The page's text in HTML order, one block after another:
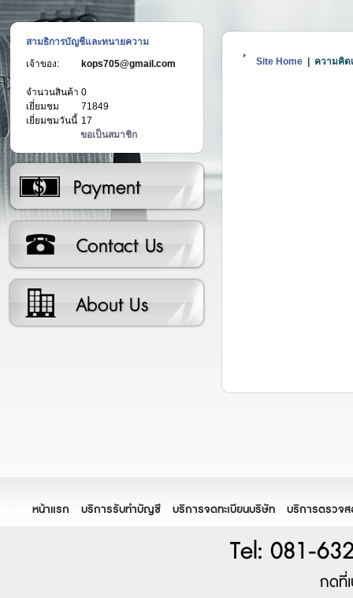
สามธิการบัญชีและทนายความ
เจ้าของ:
kops705@gmail.com
จำนวนสินค้า 0
เยี่ยมชม
71849
เยี่ยมชมวันนี้ 17
ขอเป็นสมาชิก
Site Home | ความคิด
หน้าแรก บริการรับทำบัญชี บริการจดทะเบียนบริษัท บริการตรวจ
Tel: 081-
กดที่